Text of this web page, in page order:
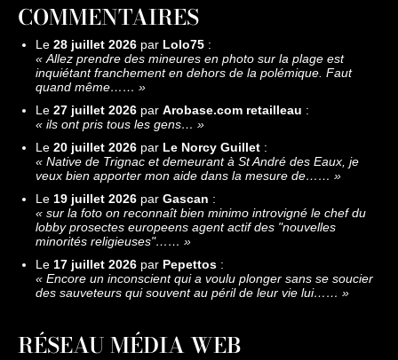
COMMENTAIRES
Le 28 juillet 2026 par Lolo75 :
«Allez prendre des mineures en photo sur la plage est
inquiétant franchement en dehors de la polémique. Faut
quand même…… »
Le 27 juillet 2026 par Arobase.com retailleau :
« ils ont pris tous les gens… »
Le 20 juillet 2026 par Le Norcy Guillet :
« Native de Trignac et demeurant à St André des Eaux, je
veux bien apporter mon aide dans la mesure de…… »
Le 19 juillet 2026 par Gascan :
« sur la foto on reconnaît bien minimo introvigné le chef du
lobby prosectes europeens agent actif des "nouvelles
minorités religieuses"…… »
Le 17 juillet 2026 par Pepettos :
« Encore un inconscient qui a voulu plonger sans se soucier
des sauveteurs qui souvent au péril de leur vie lui…… »
RÉSEAU MÉDIA WEB